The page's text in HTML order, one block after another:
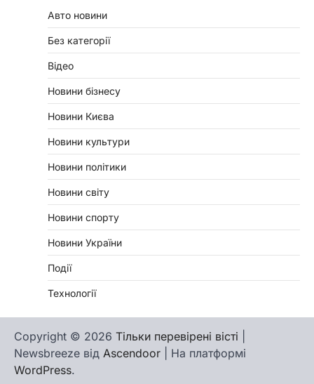
Авто новини
Без категорії
Відео
Новини бізнесу
Новини Києва
Новини культури
Новини політики
Новини світу
Новини спорту
Новини України
Події
Технології
Copyright © 2026 Тільки перевірені вісті
Newsbreeze від Ascendoor | На платформі
WordPress.